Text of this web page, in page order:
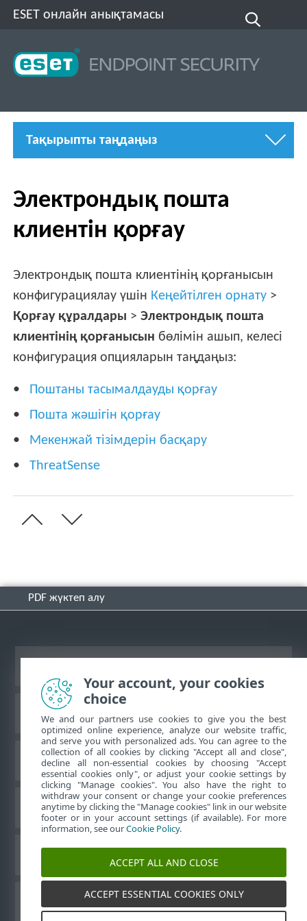
ESET онлайн анықтамасы
Тақырыпты таңдаңыз
Электрондық пошта
клиентін қорғау
Электрондық пошта клиентінің қорғанысын
конфигурациялау үшін Кеңейтілген орнату >
Қорғау құралдары >Электрондық пошта
клиентінің қорғанысын бөлімін ашып, келесі
конфигурация опцияларын таңдаңыз:
Поштаны тасымалдауды қорғау
Пошта жәшігін қорғау
Мекенжай тізімдерін басқару
ThreatSense
PDF жүктеп алу
ESET білім қоры
ESET форумы
Аймақтық қолдау
ESET пайдаланушы нұсқаулықтары
Your account, your cookies
choice
We and our partners use cookies to give you the best
optimized online experience, analyze our website traffic,
and serve you with personalized ads. You can agree to the
collection of all cookies by clicking "Accept all and close",
decline all non-essential cookies by choosing "Accept
essential cookies only", or adjust your cookie settings by
clicking "Manage cookies". You also have the right to
withdraw your consent or change your cookie preferences
anytime by clicking the "Manage cookies" link in our website
footer or in your account settings (if available). For more
information, see ourCookie Policy.
ACCEPT ALL AND CLOSE
ACCEPT ESSENTIAL COOKIES ONLY